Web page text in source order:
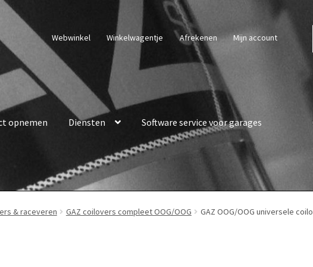
Webwinkel Winkelwagentje Afrekenen Mijn account
opnemen Diensten Software service voor garages
& raceveren GAZ coilovers compleet OOG/OOG
GAZ OOG/OOG universele